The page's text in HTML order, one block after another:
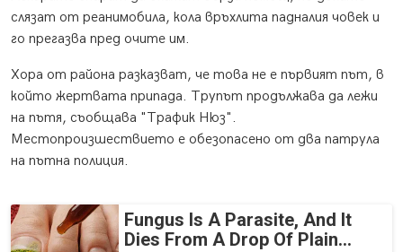
слязат от реанимобила, кола връхлита падналия човек и
го прегазва пред очите им.
Хора от района разказват, че това не е първият път, в
който жертвата припада. Трупът продължава да лежи
на пътя, съобщава "Трафик Нюз".
Местопроизшествието е обезопасено от два патрула
на пътна полиция.
Fungus Is A Parasite, And It
Dies From A Drop Of Plain...